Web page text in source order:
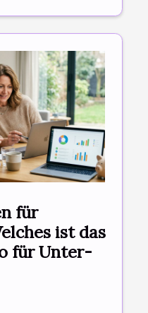
für
ist das
für Unter-